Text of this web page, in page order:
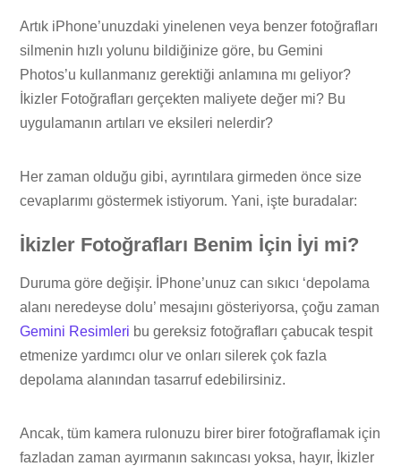
Artık iPhone’unuzdaki yinelenen veya benzer fotoğrafları
silmenin hızlı yolunu bildiğinize göre, bu Gemini
Photos’u kullanmanız gerektiği anlamına mı geliyor?
İkizler Fotoğrafları gerçekten maliyete değer mi? Bu
uygulamanın artıları ve eksileri nelerdir?
Her zaman olduğu gibi, ayrıntılara girmeden önce size
cevaplarımı göstermek istiyorum. Yani, işte buradalar:
İkizler Fotoğrafları Benim İçin İyi mi?
Duruma göre değişir. İPhone’unuz can sıkıcı ‘depolama
alanı neredeyse dolu’ mesajını gösteriyorsa, çoğu zaman
Gemini Resimleri bu gereksiz fotoğrafları çabucak tespit
etmenize yardımcı olur ve onları silerek çok fazla
depolama alanından tasarruf edebilirsiniz.
Ancak, tüm kamera rulonuzu birer birer fotoğraflamak için
fazladan zaman ayırmanın sakıncası yoksa, hayır, İkizler